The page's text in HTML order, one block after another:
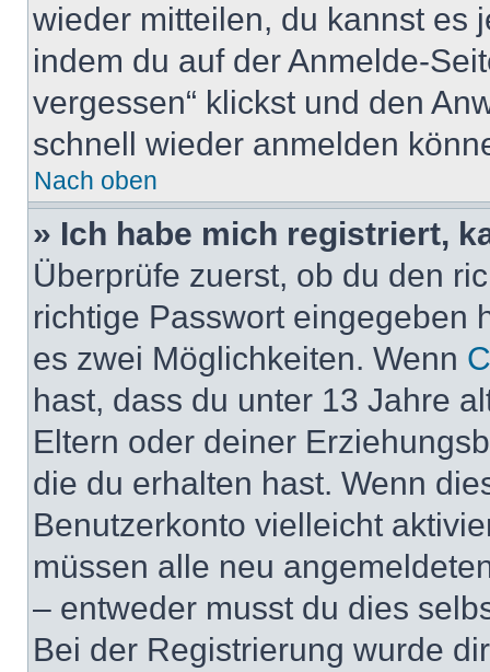
wieder mitteilen, du kannst es
indem du auf der Anmelde-
vergessen“ klickst und den
schnell wieder anmelden
Nach oben
» Ich habe mich registriert,
Überprüfe zuerst, ob du den
richtige Passwort eingegeben
es zwei Möglichkeiten. Wenn
hast, dass du unter 13 Jahre
Eltern oder deiner
die du erhalten hast. Wenn
Benutzerkonto vielleicht
müssen alle neu
– entweder musst du dies
Bei der Registrierung wurde